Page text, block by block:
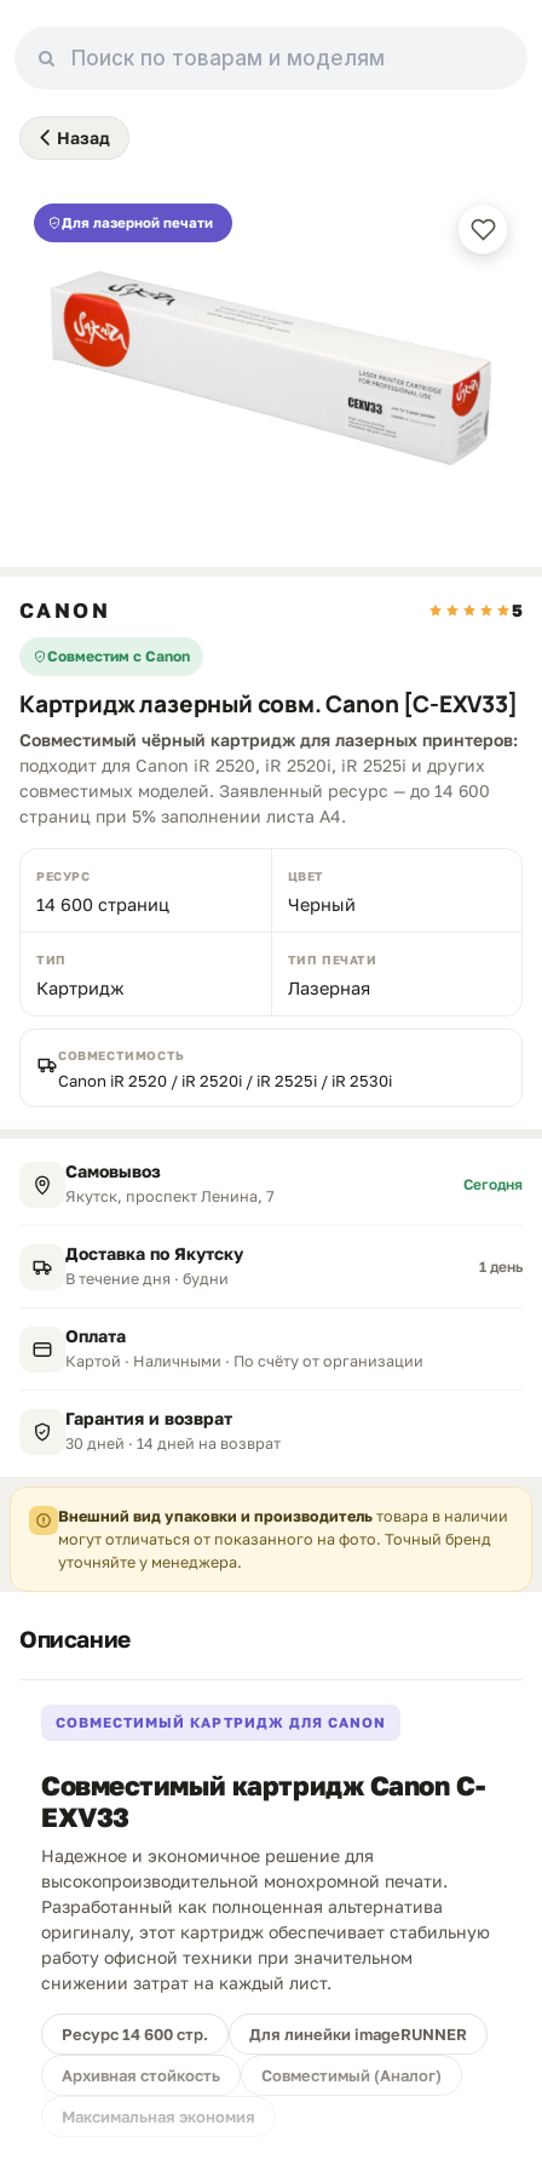
Назад
Для лазерной печати
CANON 5
Совместим с Canon
Картридж лазерный совм. Canon [C-EXV33]
Совместимый чёрный картридж для лазерных принтеров:
подходит для Canon iR 2520, iR 2520i, iR 2525i и других
совместимых моделей. Заявленный ресурс — до 14 600
страниц при 5% заполнении листа A4.
РЕСУРС
14 600 страниц
ЦВЕТ
Черный
ТИП
Картридж
ТИП ПЕЧАТИ
Лазерная
СОВМЕСТИМОСТЬ
Canon iR 2520 / iR 2520i / iR 2525i / iR 2530i
Самовывоз
Якутск, проспект Ленина, 7
Сегодня
Доставка по Якутску
В течение дня · будни
1 день
Оплата
Картой · Наличными · По счёту от организации
Гарантия и возврат
30 дней · 14 дней на возврат
Внешний вид упаковки и производитель товара в наличии
могут отличаться от показанного на фото. Точный бренд
уточняйте у менеджера.
Описание
СОВМЕСТИМЫЙ КАРТРИДЖ ДЛЯ CANON
Совместимый картридж Canon C-
EXV33
Надежное и экономичное решение для
высокопроизводительной монохромной печати.
Разработанный как полноценная альтернатива
оригиналу, этот картридж обеспечивает стабильную
работу офисной техники при значительном
снижении затрат на каждый лист.
Ресурс 14 600 стр. Для линейки imageRUNNER
Архивная стойкость Совместимый (Аналог)
Максимальная экономия